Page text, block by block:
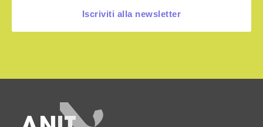
Iscriviti alla newsletter